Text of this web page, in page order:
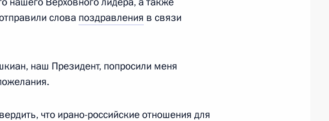
Пезешкианом
Масудом
слова поздравления в связи
наш Президент, попросили меня
что ирано-российские отношения для